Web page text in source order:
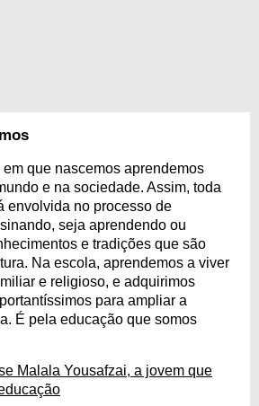
que nascemos aprendemos
e na sociedade. Assim, toda
envolvida no processo de
seja aprendendo ou
e tradições que são
Na escola, aprendemos a viver
e religioso, e adquirimos
para ampliar a
É pela educação que somos
Malala Yousafzai, a jovem que